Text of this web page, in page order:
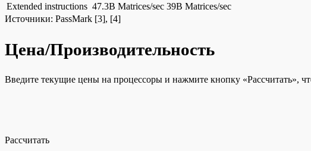
Extended instructions 47.3B Matrices/sec 39B Matrices/sec
Источники: PassMark [3], [4]
Цена/Производительность
Введите текущие цены на процессоры и нажмите кнопку «Рассчитать»,
Рассчитать